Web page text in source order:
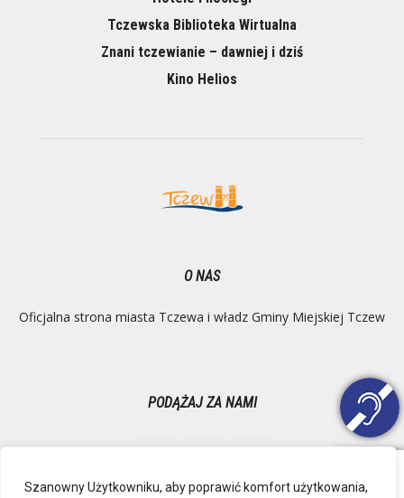
Szanowny Użytkowniku, aby poprawić komfort użytkowania,
Tczewska Biblioteka Wirtualna
Znani tczewianie – dawniej i dziś
Kino Helios
O NAS
Oficjalna strona miasta Tczewa i władz Gminy Miejskiej Tczew
PODĄŻAJ ZA NAMI